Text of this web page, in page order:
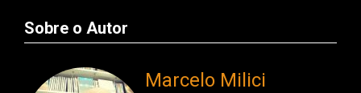
Sobre o Autor
Marcelo Milici